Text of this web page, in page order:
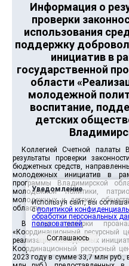
Информация о
проверки
использования
поддержку
инициатив в
государственной
области
молодежной
воспитание,
детских
Коллегией Счетной палаты
результаты проверки
бюджетных средств,
молодежных инициатив в
программы Владимирской
молодежной политики,
молодежных и детских
области».
В ходе проверки
«Координационный ресурсный
реализации молодежных
Координационный ресурсный
2023 году в сумме 33,7 млн руб.,
Уведомление
Используя сайт, вы
сполитикой
обработки персональных
пользователей.
Соглашаюсь